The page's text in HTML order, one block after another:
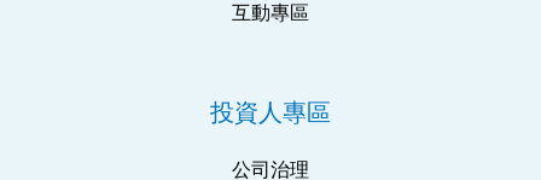
互動專區
投資人專區
公司治理